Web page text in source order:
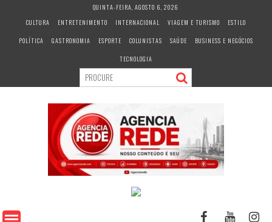
c
QUINTA-FEIRA, AGOSTO 6, 2026
CULTURA
ENTRETENIMENTO INTERNACIONAL VIAGEM E TURISMO
ESTILO
POLÍTICA
GASTRONOMIA ESPORTE COLUNISTAS SAÚDE
BUSINESS E NEGÓCIOS
TECNOLOGIA